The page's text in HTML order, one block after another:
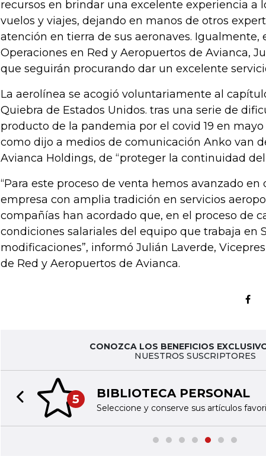
recursos en brindar una excelente experiencia a
vuelos y viajes, dejando en manos de otros
atención en tierra de sus aeronaves. Igualmente,
Operaciones en Red y Aeropuertos de Avianca,
que seguirán procurando dar un excelente
La aerolínea se acogió voluntariamente al
Quiebra de Estados Unidos. tras una serie de
producto de la pandemia por el covid 19 en mayo
como dijo a medios de comunicación Anko van
Avianca Holdings, de “proteger la continuidad del
“Para este proceso de venta hemos avanzado en
empresa con amplia tradición en servicios
compañías han acordado que, en el proceso de
condiciones salariales del equipo que trabaja en
modificaciones”, informó Julián Laverde,
de Red y Aeropuertos de Avianca.
CONOZCA LOS BENEFICIOS
NUESTROS SUSCRIPTORES
5 BIBLIOTECA PERSONAL
Seleccione y conserve sus artículos
Previous slide